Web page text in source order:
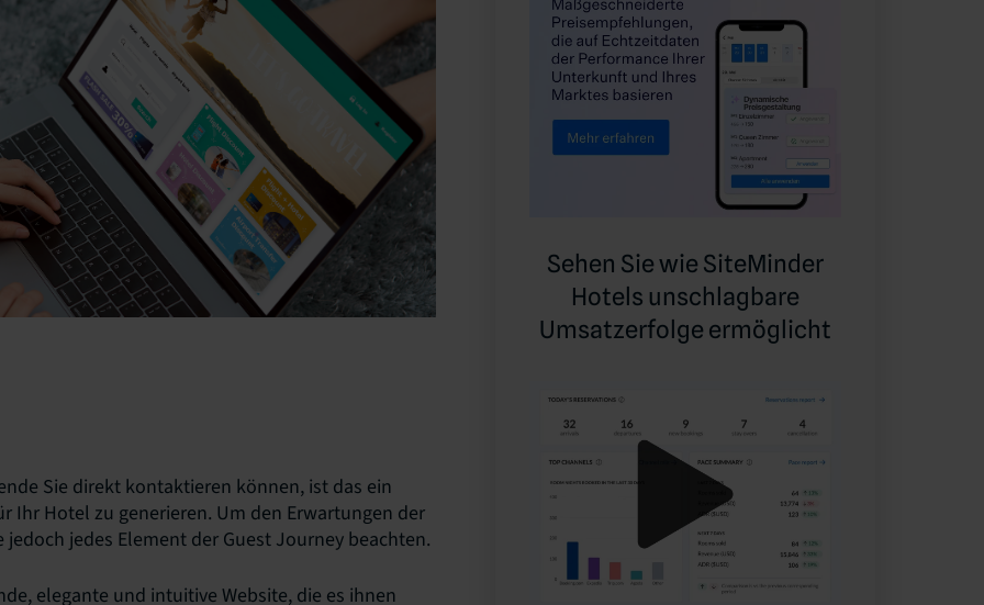
Sie direkt kontaktieren können, ist das ein
Ihr Hotel zu generieren. Um den Erwartungen der
jedes Element der Guest Journey beachten.
elegante und intuitive Website, die es ihnen
Sehen Sie wie SiteMinder
Hotels unschlagbare
Umsatzerfolge ermöglicht